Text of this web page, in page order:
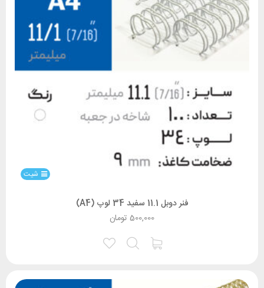
شیت
فنر دوبل 11.1 سفید 34 لوپ (A4)
تومان 500,000